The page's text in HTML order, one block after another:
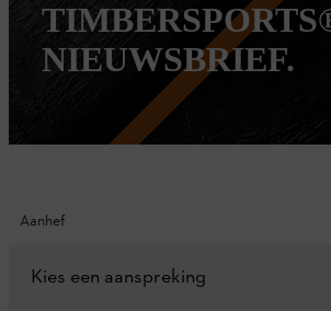
NIEUWSBRIEF.
Aanhef
Kies een aanspreking